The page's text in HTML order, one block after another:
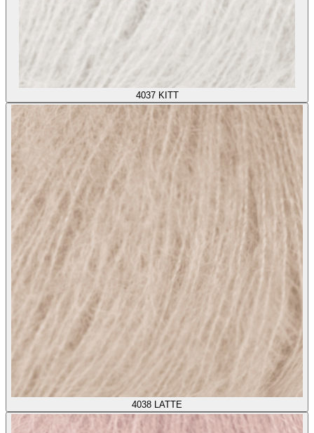
4037 KITT
4038 LATTE